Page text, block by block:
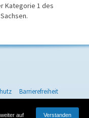
Kategorie 1 des
Barrierefreiheit
Landkreis Zwickau
auf Verstanden